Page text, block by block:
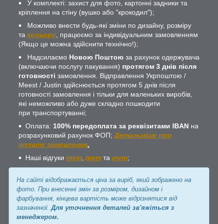
У комплекті: захист для фото, картонні задники та
кріплення на стіну (вушко або "крокодил");
Можливо внести будь-які зміни по дизайну, розміру
та кольору , працюємо за індивідуальним замовленням
(Якщо це можна здійснити технічно!);
Надсилаємо Новою Поштою за рахунок одержувача
(включаючи послугу пакування) протягом 3 днів після
готовності замовлення. Відправлення Укрпоштою /
Meest / Justin здійснюється протягом 5 днів після
готовності замовлення і тільки для маленьких виробів,
які неможливо або дуже складно пошкодити
при транспортуванні;
Оплата: 100% передоплата за реквізитами IBAN на
розрахунковий рахунок ФОП; Детальніше про
оплату замовлення.
Наші відгуки тут тут та тут;
На сайті відображається ціна за виріб, який зображено на
фото. При внесенні змін за розміром, дизайном і
фарбування, кінцева вартість може відрізнятися від
зазначеної. Для уточнення деталей зв'яжіться з
менеджером.